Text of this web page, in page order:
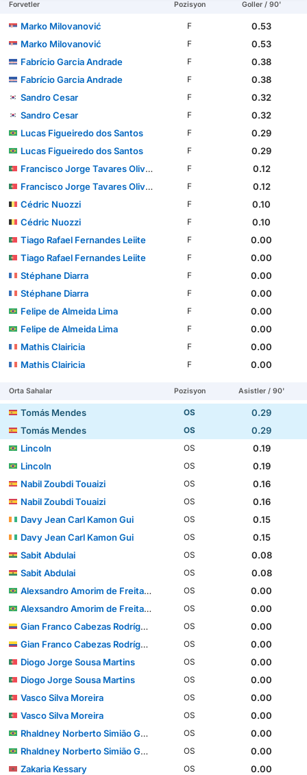
Forvetler Pozisyon Goller / 90'
Marko Milovanović F
0.53
Marko Milovanović
F
0.53
Fabrício Garcia Andrade
F
0.38
Fabrício Garcia Andrade
F
0.38
Sandro Cesar
F
0.32
Sandro Cesar
F
0.32
Lucas Figueiredo dos Santos
F
0.29
Lucas Figueiredo dos Santos
F
0.29
Francisco Jorge Tavares Oliveira
F
0.12
Francisco Jorge Tavares Oliveira
F
0.12
Cédric Nuozzi
F
0.10
Cédric Nuozzi
F
0.10
Tiago Rafael Fernandes Leiite
F
0.00
Tiago Rafael Fernandes Leiite
F
0.00
Stéphane Diarra
F
0.00
Stéphane Diarra
F
0.00
Felipe de Almeida Lima
F
0.00
Felipe de Almeida Lima
F
0.00
Mathis Clairicia
F
0.00
Mathis Clairicia
F 0.00
Orta Sahalar Pozisyon Asistler / 90'
Tomás Mendes OS
0.29
Tomás Mendes
OS
0.29
Lincoln
OS
0.19
Lincoln
OS
0.19
Nabil Zoubdi Touaizi
OS
0.16
Nabil Zoubdi Touaizi
OS
0.16
Davy Jean Carl Kamon Gui
OS
0.15
Davy Jean Carl Kamon Gui
OS
0.15
Sabit Abdulai
OS
0.08
Sabit Abdulai
OS
0.08
Alexsandro Amorim de Freitas Filho
OS
0.00
Alexsandro Amorim de Freitas Filho
OS
0.00
Gian Franco Cabezas Rodríguez
OS
0.00
Gian Franco Cabezas Rodríguez
OS
0.00
Diogo Jorge Sousa Martins
OS
0.00
Diogo Jorge Sousa Martins
OS
0.00
Vasco Silva Moreira
OS
0.00
Vasco Silva Moreira
OS
0.00
Rhaldney Norberto Simião Gomes
OS
0.00
Rhaldney Norberto Simião Gomes
OS
0.00
Zakaria Kessary
OS
0.00